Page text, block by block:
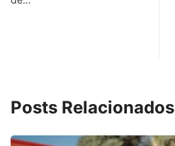
Posts Relacionados